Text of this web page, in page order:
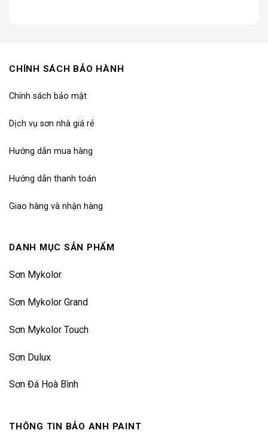
CHÍNH SÁCH BẢO HÀNH
Chính sách bảo mật
Dịch vụ sơn nhà giá rẻ
Hướng dẫn mua hàng
Hướng dẫn thanh toán
Giao hàng và nhận hàng
DANH MỤC SẢN PHẨM
Sơn Mykolor
Sơn Mykolor Grand
Sơn Mykolor Touch
Sơn Dulux
Sơn Đá Hoà Bình
THÔNG TIN BẢO ANH PAINT